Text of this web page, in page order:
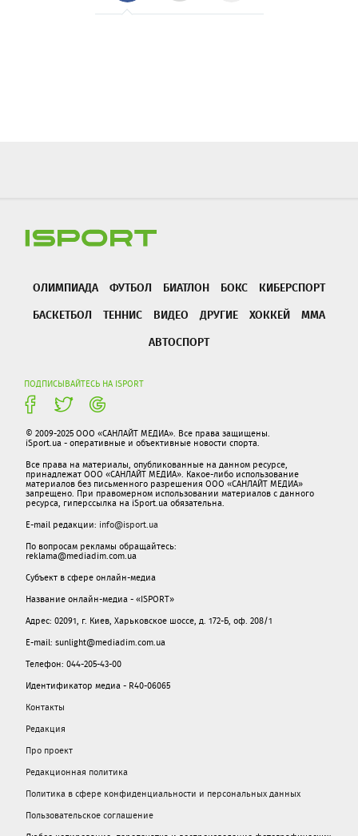
ОЛИМПИАДА ФУТБОЛ БИАТЛОН БОКС
КИБЕРСПОРТ
БАСКЕТБОЛ
ТЕННИС ВИДЕО ДРУГИЕ ХОККЕЙ
ММА
АВТОСПОРТ
ПОДПИСЫВАЙТЕСЬ НА ISPORT
© 2009-2025 ООО «САНЛАЙТ МЕДИА». Все права защищены.
iSport.ua - оперативные и объективные новости спорта.
Все права на материалы, опубликованные на данном ресурсе,
принадлежат ООО «САНЛАЙТ МЕДИА». Какое-либо использование
материалов без письменного разрешения ООО «САНЛАЙТ МЕДИА»
запрещено. При правомерном использовании материалов с данного
ресурса, гиперссылка на iSport.ua обязательна.
E-mail редакции: info@isport.ua
По вопросам рекламы обращайтесь:
reklama@mediadim.com.ua
Субъект в сфере онлайн-медиа
Название онлайн-медиа - «ISPORT»
Адрес: 02091, г. Киев, Харьковское шоссе, д. 172-Б, оф. 208/1
E-mail: sunlight@mediadim.com.ua
Телефон: 044-205-43-00
Идентификатор медиа - R40-06065
Контакты
Редакция
Про проект
Редакционная политика
Политика в сфере конфиденциальности и персональных данных
Пользовательское соглашение